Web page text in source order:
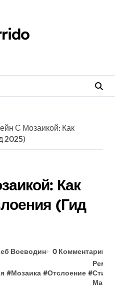
С Мозаикой: Как
2025)
Как
(Гид
Воеводин 0 Комментарий
#Мозаика #Отслоение #